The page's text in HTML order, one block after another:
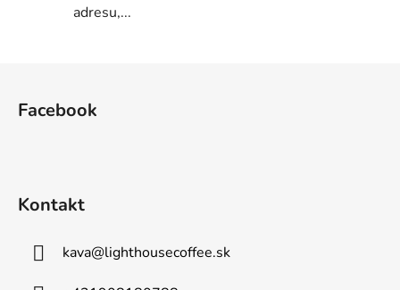
adresu,...
Facebook
Kontakt
kava@lighthousecoffee.sk